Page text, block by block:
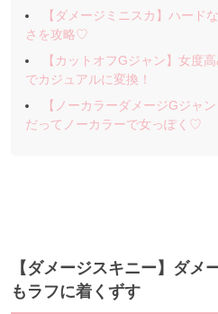
【ダメージミニスカ】ハード
さを攻略♡
【カットオフGジャン】女度
でカジュアルに変換！
【ノーカラーダメージGジャ
だってノーカラーで女っぽく♡
【ダメージスキニー】ダメ
もラフに着くずす